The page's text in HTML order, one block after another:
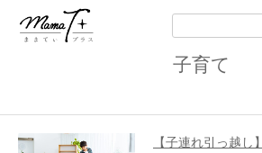
索:
子育て
【子連れ引っ越し